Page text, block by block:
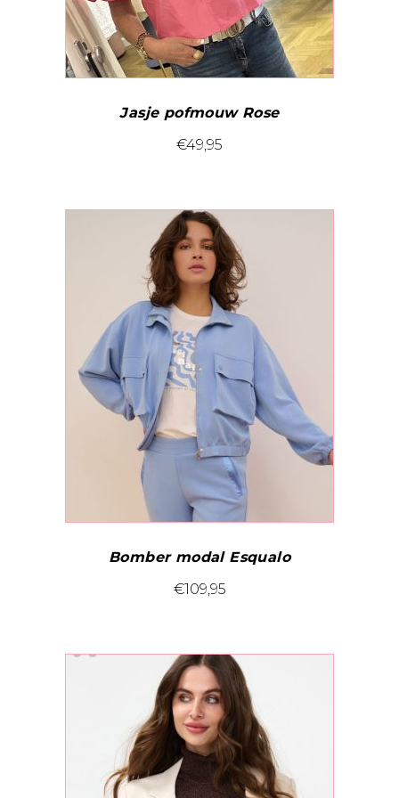
Jasje pofmouw Rose
€49,95
Dit
meerdere
variaties.
Deze
optie
kan
gekozen
worden
de
productpagina
Bomber modal Esqualo
€109,95
Dit
meerdere
variaties.
Deze
optie
kan
gekozen